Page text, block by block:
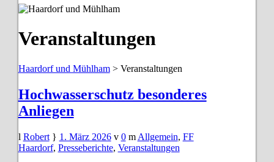
Veranstaltungen
Haardorf und Mühlham> Veranstaltungen
Hochwasserschutz besonderes
Anliegen
Robert 1. März 2026 0 Allgemein, FF
Haardorf, Presseberichte, Veranstaltungen